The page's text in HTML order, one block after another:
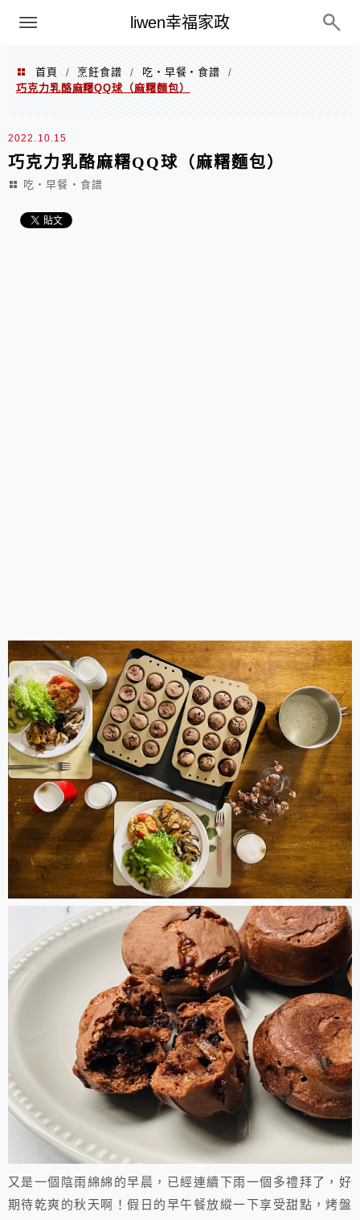
liwen幸福家政
menu
首頁 / 烹飪食譜 / 吃‧早餐‧食譜
/
巧克力乳酪麻糬QQ球（麻糬麵包）
2022.10.15
巧克力乳酪麻糬QQ球（麻糬麵包）
吃‧早餐‧食譜
又是一個陰雨綿綿的早晨，已經連續下雨一個多禮拜了，好
期待乾爽的秋天啊！假日的早午餐放縱一下享受甜點，烤盤